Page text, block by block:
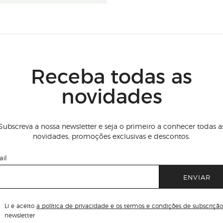
Receba todas as
novidades
a nossa newsletter e seja o primeiro a conhecer todas
novidades, promoções exclusivas e descontos.
ENVIAR
Li e aceito a política de privacidade e os termos e condições de subscrição
newsletter